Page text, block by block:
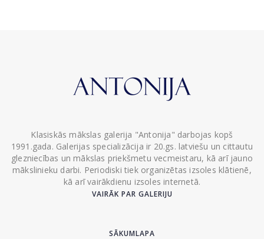
Klasiskās mākslas galerija "Antonija" darbojas kopš
1991.gada. Galerijas specializācija ir 20.gs. latviešu un cittautu
glezniecības un mākslas priekšmetu vecmeistaru, kā arī jauno
mākslinieku darbi. Periodiski tiek organizētas izsoles klātienē,
kā arī vairākdienu izsoles internetā.
VAIRĀK PAR GALERIJU
SĀKUMLAPA